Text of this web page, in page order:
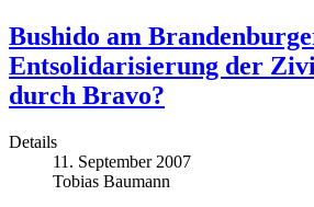
Bushido am
Entsolidarisierung der
durch Bravo?
Details
11. September 2007
Tobias Baumann